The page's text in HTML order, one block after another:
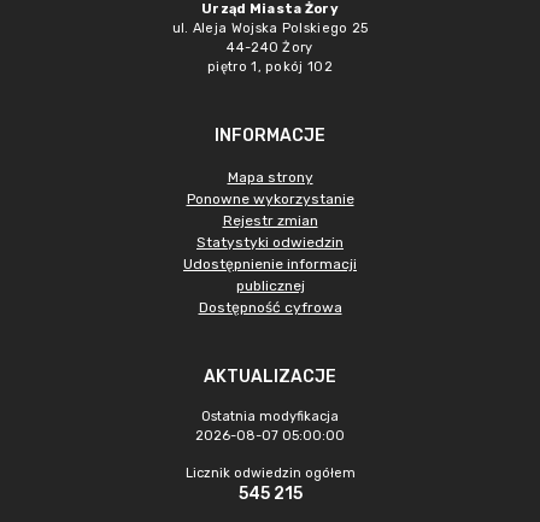
Urząd Miasta Żory
ul. Aleja Wojska Polskiego 25
44-240 Żory
piętro 1, pokój 102
INFORMACJE
Mapa strony
Ponowne wykorzystanie
Rejestr zmian
Statystyki odwiedzin
Udostępnienie informacji
publicznej
Dostępność cyfrowa
AKTUALIZACJE
Ostatnia modyfikacja
2026-08-07 05:00:00
Licznik odwiedzin ogółem
545 215